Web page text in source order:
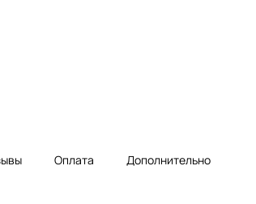
Оплата Дополнительно